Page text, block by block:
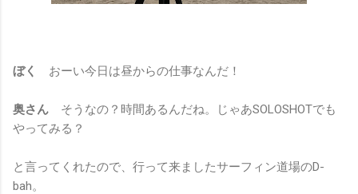
ぼく おーい今日は昼からの仕事なんだ！
奥さん そうなの？時間あるんだね。じゃあSOLOSHOTでも
やってみる？
と言ってくれたので、行って来ましたサーフィン道場のD-
bah。